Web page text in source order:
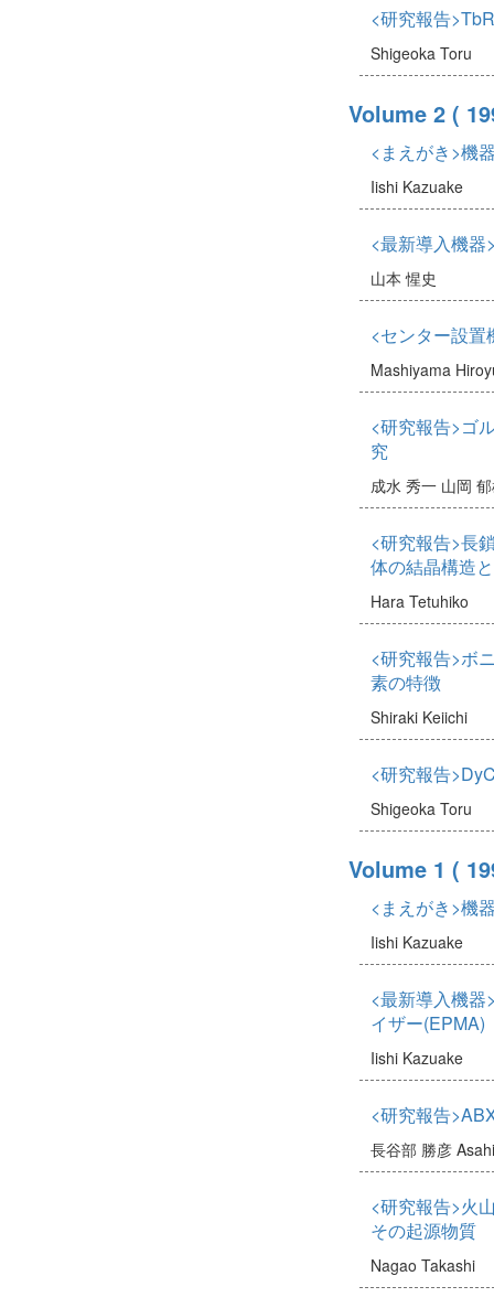
<研究報告
Shigeoka Toru
Volume 2 (
<まえがき>機
Iishi Kazuake
<最新導入機
山本 惺史
<センター設
Mashiyama
<研究報告>ゴ
究
成水 秀一 山岡
<研究報告>長
体の結晶構造
Hara Tetuhiko
<研究報告>ボ
素の特徴
Shiraki Keiichi
<研究報告
Shigeoka Toru
Volume 1 (
<まえがき>機
Iishi Kazuake
<最新導入機
イザー(EPMA)
Iishi Kazuake
<研究報告
長谷部 勝彦
<研究報告>火
その起源物質
Nagao Takashi